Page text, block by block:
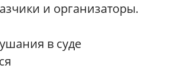
и организаторы.
в суде